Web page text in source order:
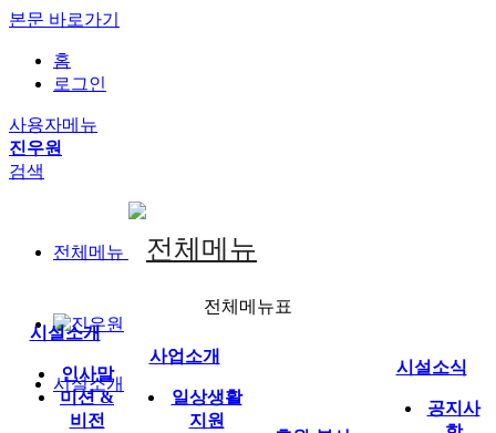
본문 바로가기
홈
로그인
사용자메뉴
진우원
검색
전체메뉴
시설소개
전체메뉴표
시설소개
인사말
미션 &
비전
사업소개
일상생활
지원
시설소식
공지사